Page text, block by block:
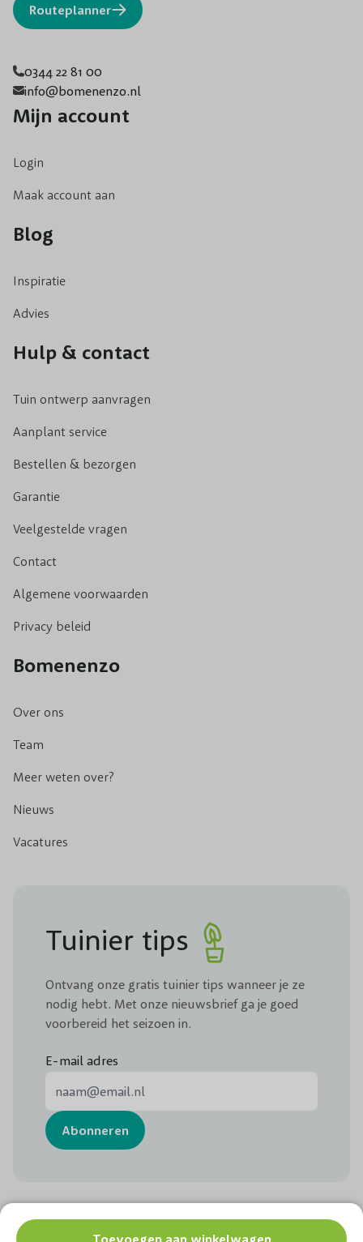
Toevoegen aan winkelwagen
Routeplanner
0344 22 81 00
info@bomenenzo.nl
Mijn account
Login
Maak account aan
Blog
Inspiratie
Advies
Hulp & contact
Tuin ontwerp aanvragen
Aanplant service
Bestellen & bezorgen
Garantie
Veelgestelde vragen
Contact
Algemene voorwaarden
Privacy beleid
Bomenenzo
Over ons
Team
Meer weten over?
Nieuws
Vacatures
Tuinier tips
Ontvang onze gratis tuinier tips wanneer je ze
nodig hebt. Met onze nieuwsbrief ga je goed
voorbereid het seizoen in.
E-mail adres
Abonneren
Volg ons: Chat met ons